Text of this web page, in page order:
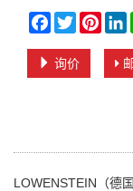
Facebook
Twitter
询价
LOWENSTEIN（德